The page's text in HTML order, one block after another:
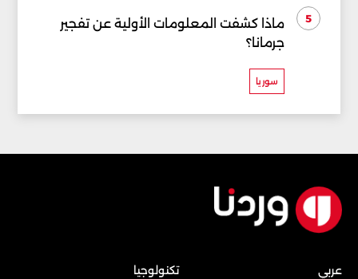
5
ماذا كشفت المعلومات الأولية عن تفجير
جرمانا؟
سوريا
عربي
تكنولوجيا